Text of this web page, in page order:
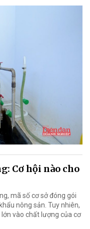
Cơ hội nào cho
mã số cơ sở đóng gói
nông sản. Tuy nhiên,
vào chất lượng của cơ